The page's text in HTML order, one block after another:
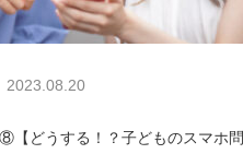
2023.08.20
【どうする！？子どものスマホ問